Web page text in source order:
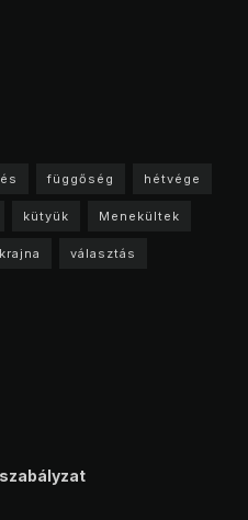
függőség hétvége
kütyük Menekültek
választás